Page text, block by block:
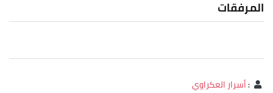
المرفقات
:أسرار العكراوي